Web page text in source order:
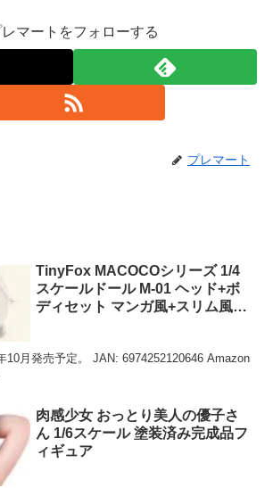
マートをフォローする
プレマート
TinyFox MACOCOシリーズ 1/4
スケールドール M-01 ヘッド+ボ
ディセット マンガ風+スリム風手
10月発売予定。 JAN: 6974252120646 Amazon
肉感少女 おっとり美人の優子さ
ん 1/6スケール 塗装済み完成品フ
ィギュア